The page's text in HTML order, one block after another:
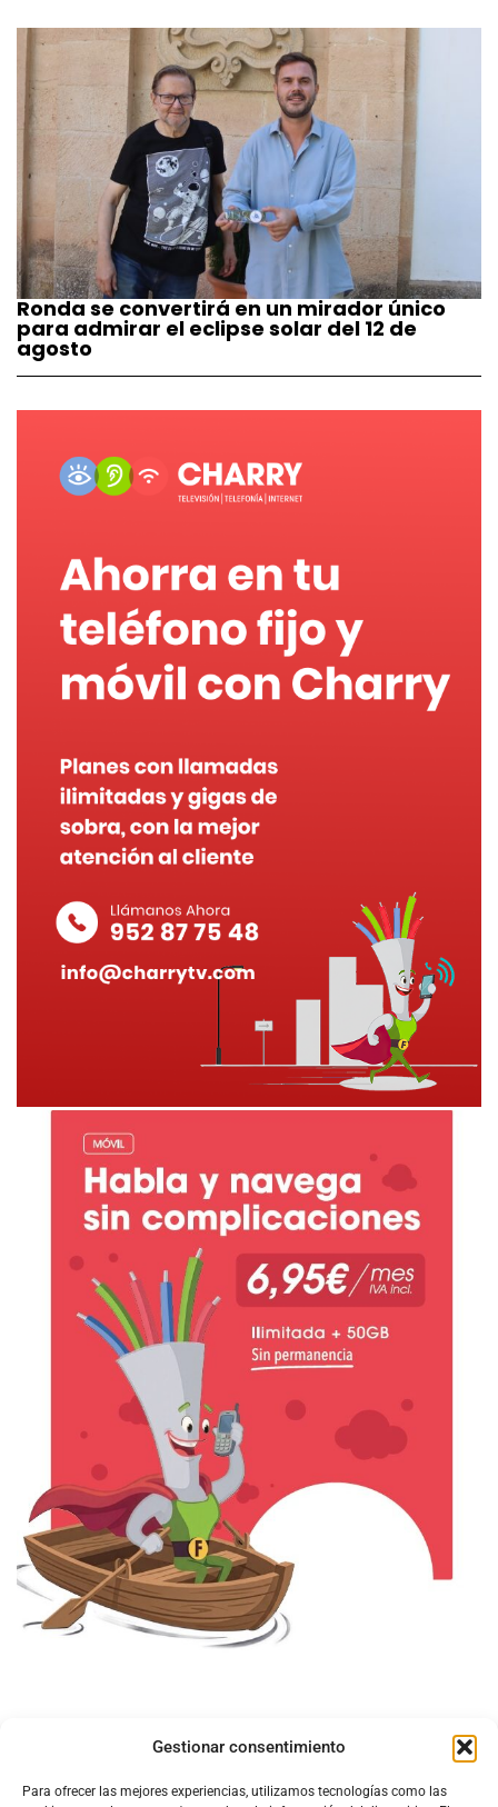
Gestionar consentimiento
Para ofrecer las mejores experiencias, utilizamos tecnologías como las
Ronda se convertirá en un mirador único
para admirar el eclipse solar del 12 de
agosto